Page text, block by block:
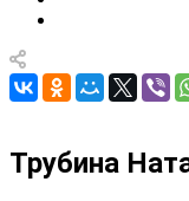
Трубина